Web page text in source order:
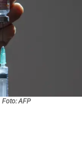
Foto: AFP